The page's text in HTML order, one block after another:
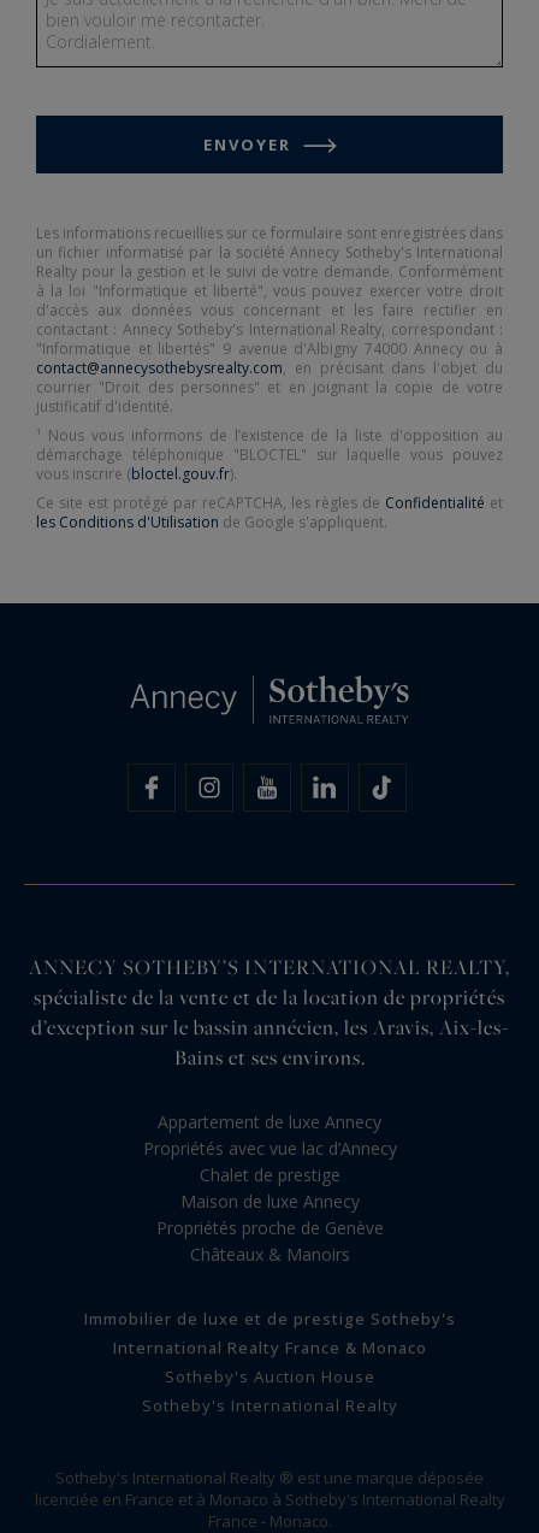
ENVOYER
Les informations recueillies sur ce formulaire sont enregistrées dans
un fichier informatisé par la société Annecy Sotheby's International
Realty pour la gestion et le suivi de votre demande. Conformément
à la loi "Informatique et liberté", vous pouvez exercer votre droit
d'accès aux données vous concernant et les faire rectifier en
contactant : Annecy Sotheby's International Realty, correspondant :
"Informatique et libertés" 9 avenue d'Albigny 74000 Annecy ou à
contact@annecysothebysrealty.com, en précisant dans l'objet du
courrier "Droit des personnes" et en joignant la copie de votre
justificatif d'identité.
¹ Nous vous informons de l’existence de la liste d'opposition au
démarchage téléphonique "BLOCTEL" sur laquelle vous pouvez
vous inscrire (bloctel.gouv.fr).
Ce site est protégé par reCAPTCHA, les règles de Confidentialité et
les Conditions d'Utilisation de Google s'appliquent.
ANNECY SOTHEBY’S INTERNATIONAL REALTY,
spécialiste de la vente et de la location de propriétés
d’exception sur le bassin annécien, les Aravis, Aix-les-
Bains et ses environs.
Appartement de luxe Annecy
Propriétés avec vue lac d’Annecy
Chalet de prestige
Maison de luxe Annecy
Propriétés proche de Genève
Châteaux & Manoirs
Immobilier de luxe et de prestige Sotheby's
International Realty France & Monaco
Sotheby's Auction House
Sotheby's International Realty
Sotheby's International Realty ® est une marque déposée
licenciée en France et à Monaco à Sotheby's International Realty
France - Monaco.